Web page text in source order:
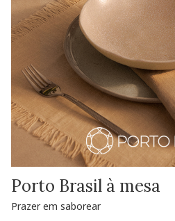
Porto Brasil à mesa
Prazer em saborear